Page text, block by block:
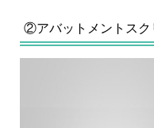
②アバットメントスク